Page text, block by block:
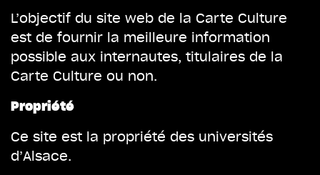
L’objectif du site web de la Carte Culture
est de fournir la meilleure information
possible aux internautes, titulaires de la
Carte Culture ou non.
Propriété
Ce site est la propriété des universités
d’Alsace.